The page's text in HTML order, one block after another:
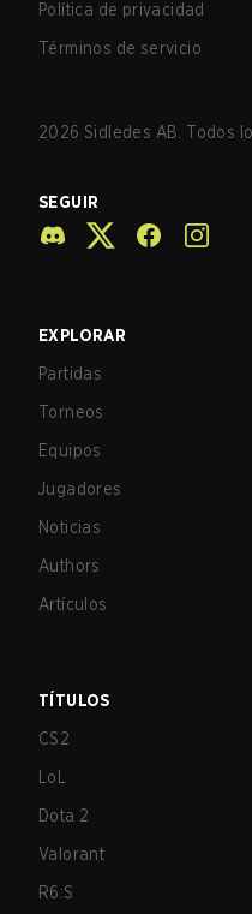
Política de privacidad
Términos de servicio
2026 Sidledes AB. Todos
SEGUIR
EXPLORAR
Partidas
Torneos
Equipos
Jugadores
Noticias
Authors
Artículos
TÍTULOS
CS2
LoL
Dota 2
Valorant
R6:S